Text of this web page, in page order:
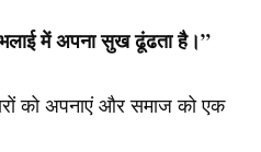
में अपना सुख ढूंढता है।”
को अपनाएं और समाज को एक